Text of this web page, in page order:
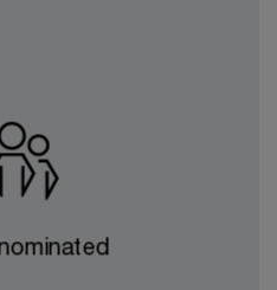
pay-as-produced,
zakladá na
elektriny, ale objem
v krátkom